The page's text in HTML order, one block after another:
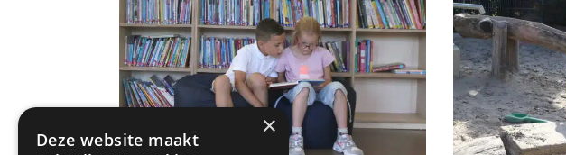
×
Deze website maakt